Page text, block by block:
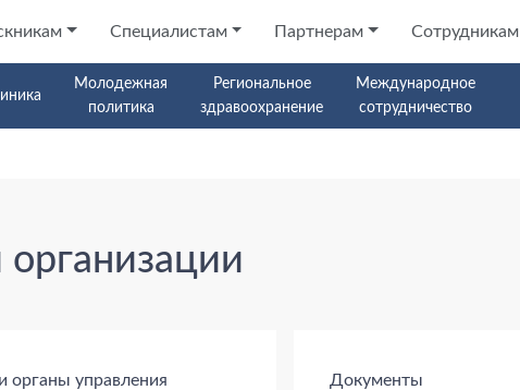
Специалистам Партнерам Сотрудникам
Молодежная
политика
Региональное
здравоохранение
Международное
сотрудничество
органы управления
Документы